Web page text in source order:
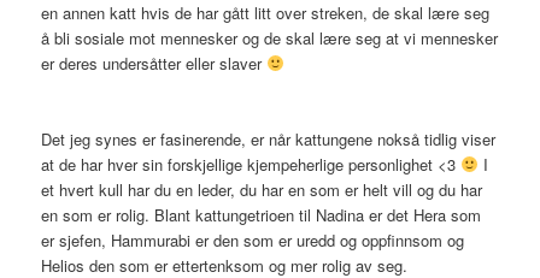
en annen katt hvis de har gått litt over streken, de skal lære seg
å bli sosiale mot mennesker og de skal lære seg at vi mennesker
er deres undersåtter eller slaver
Det jeg synes er fasinerende, er når kattungene nokså tidlig viser
at de har hver sin forskjellige kjempeherlige personlighet <3
I
et hvert kull har du en leder, du har en som er helt vill og du har
en som er rolig. Blant kattungetrioen til Nadina er det Hera som
er sjefen, Hammurabi er den som er uredd og oppfinnsom og
Helios den som er ettertenksom og mer rolig av seg.